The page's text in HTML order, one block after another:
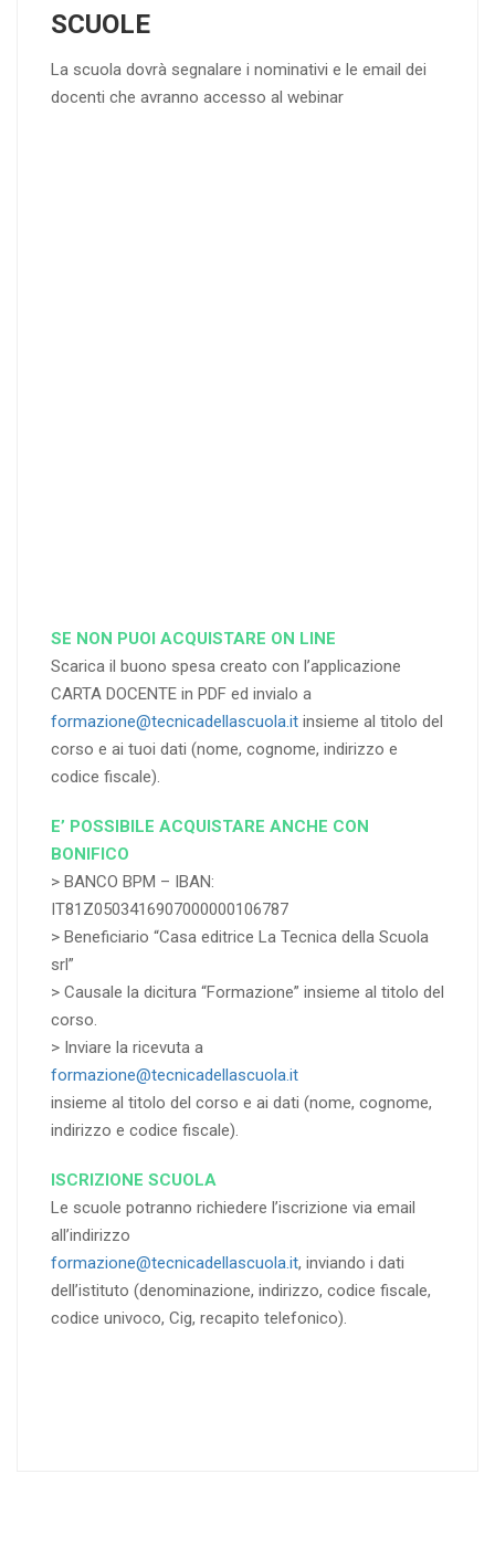
SCUOLE
La scuola dovrà segnalare i nominativi e le email dei
docenti che avranno accesso al webinar
SE NON PUOI ACQUISTARE ON LINE
Scarica il buono spesa creato con l’applicazione
CARTA DOCENTE in PDF ed invialo a
formazione@tecnicadellascuola.it insieme al titolo del
corso e ai tuoi dati (nome, cognome, indirizzo e
codice fiscale).
E’ POSSIBILE ACQUISTARE ANCHE CON
BONIFICO
> BANCO BPM – IBAN:
IT81Z0503416907000000106787
> Beneficiario “Casa editrice La Tecnica della Scuola
srl”
> Causale la dicitura “Formazione” insieme al titolo del
corso.
> Inviare la ricevuta a
formazione@tecnicadellascuola.it
insieme al titolo del corso e ai dati (nome, cognome,
indirizzo e codice fiscale).
ISCRIZIONE SCUOLA
Le scuole potranno richiedere l’iscrizione via email
all’indirizzo
formazione@tecnicadellascuola.it, inviando i dati
dell’istituto (denominazione, indirizzo, codice fiscale,
codice univoco, Cig, recapito telefonico).